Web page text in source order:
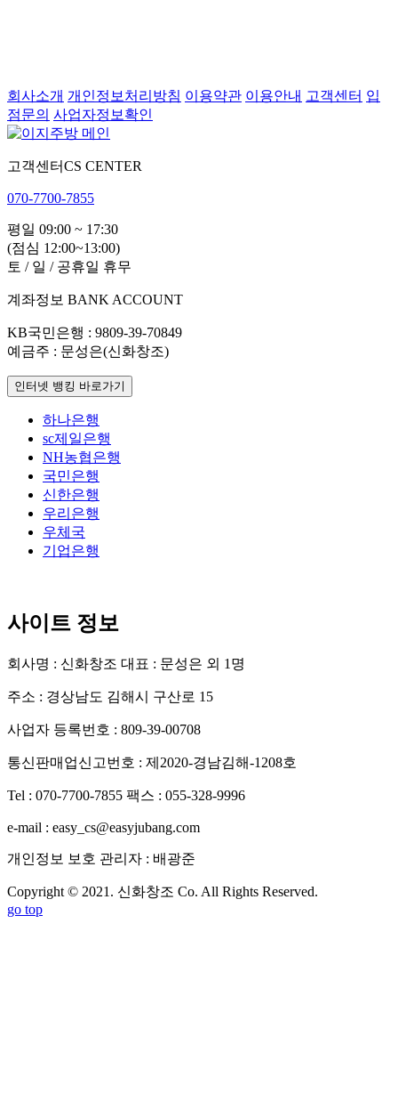
회사소개 개인정보처리방침 이용약관 이용안내 고객센터 입
점문의 사업자정보확인
고객센터CS CENTER
070-7700-7855
평일 09:00 ~ 17:30
(점심 12:00~13:00)
토 / 일 / 공휴일 휴무
계좌정보 BANK ACCOUNT
KB국민은행 : 9809-39-70849
예금주 : 문성은(신화창조)
인터넷 뱅킹 바로가기
하나은행
sc제일은행
NH농협은행
국민은행
신한은행
우리은행
우체국
기업은행
사이트 정보
회사명 : 신화창조 대표 : 문성은 외 1명
주소 : 경상남도 김해시 구산로 15
사업자 등록번호 : 809-39-00708
통신판매업신고번호 : 제2020-경남김해-1208호
Tel : 070-7700-7855 팩스 : 055-328-9996
e-mail : easy_cs@easyjubang.com
개인정보 보호 관리자 : 배광준
Copyright © 2021. 신화창조 Co. All Rights Reserved.
go top